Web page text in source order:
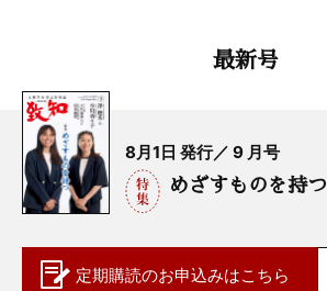
最新号
8月1日 発行／ 9 月号
めざすものを持つ
定期購読のお申込みはこちら